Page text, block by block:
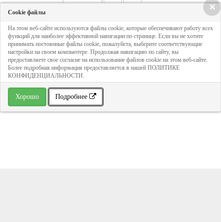
613 руб
ДОБАВИТЬ В КОРЗИНУ
» В избранное
×
Cookie файлы
На этом веб-сайте используются файлы cookie, которые обеспечивают работу всех
функций для наиболее эффективной навигации по странице. Если вы не хотите
принимать постоянные файлы cookie, пожалуйста, выберите соответствующие
настройки на своем компьютере. Продолжая навигацию по сайту, вы
предоставляете свое согласие на использование файлов cookie на этом веб-сайте.
Более подробная информация предоставляется в нашей ПОЛИТИКЕ
КОНФИДЕНЦИАЛЬНОСТИ.
Хорошо Подробнее